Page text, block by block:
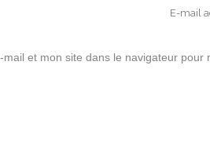
et mon site dans le navigateur pour